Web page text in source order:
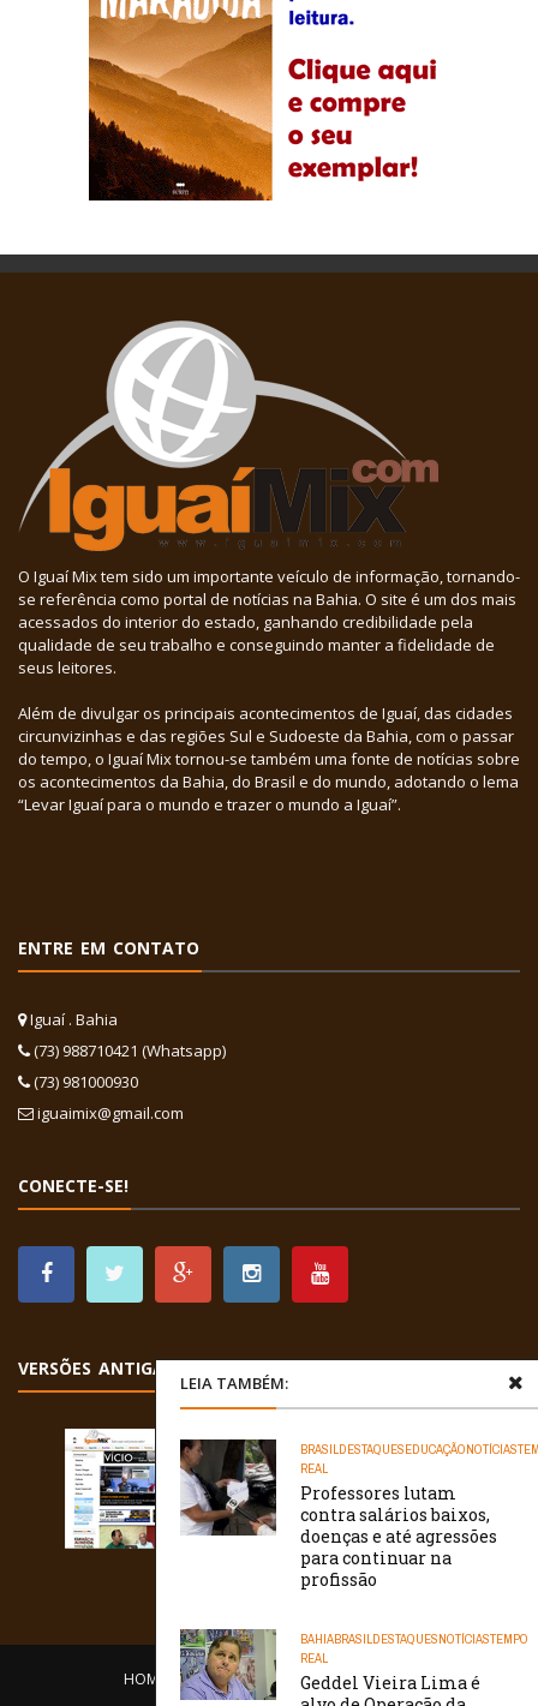
LEIA TAMBÉM:
BRASILDESTAQUESEDUCAÇÃONOTÍCIAS
REAL
Professores lutam
contra salários baixos,
doenças e até agressões
para continuar na
profissão
BAHIABRASILDESTAQUESNOTÍCIASTEMPO
REAL
Geddel Vieira Lima é
O Iguaí Mix tem sido um importante veículo de informação, tornando-
se referência como portal de notícias na Bahia. O site é um dos mais
acessados do interior do estado, ganhando credibilidade pela
qualidade de seu trabalho e conseguindo manter a fidelidade de
seus leitores.
Além de divulgar os principais acontecimentos de Iguaí, das cidades
circunvizinhas e das regiões Sul e Sudoeste da Bahia, com o passar
do tempo, o Iguaí Mix tornou-se também uma fonte de notícias sobre
os acontecimentos da Bahia, do Brasil e do mundo, adotando o lema
“Levar Iguaí para o mundo e trazer o mundo a Iguaí”.
ENTRE EM CONTATO
Iguaí . Bahia
(73) 988710421 (Whatsapp)
(73) 981000930
iguaimix@gmail.com
CONECTE-SE!
VERSÕES ANTIGAS
HOME EQUIPE O PORTAL CONTATO